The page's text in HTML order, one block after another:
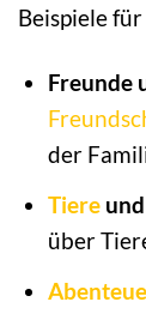
Beispiele
Freunde
der
Tiere
über